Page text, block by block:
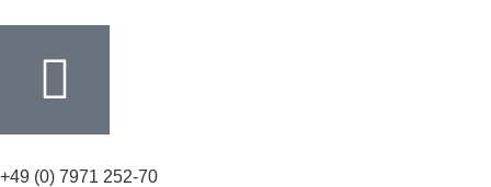
+49 (0) 7971 252-70